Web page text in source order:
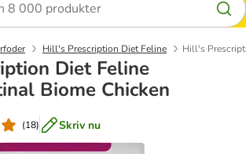
Hill's Prescription Diet Feline Hill's
Diet Feline
Biome Chicken
(18) Skriv nu